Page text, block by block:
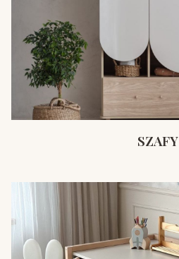
SZAFY